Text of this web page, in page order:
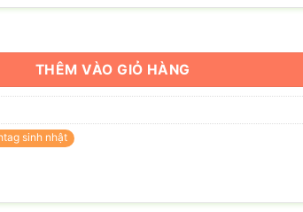
Girl Boss số lượng
THÊM VÀO GIỎ HÀNG
sinh nhật